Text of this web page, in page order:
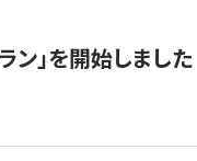
」を開始しました